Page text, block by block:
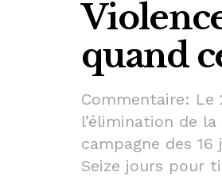
quand
Commentaire:
l’élimination de
campagne des
Seize jours pour